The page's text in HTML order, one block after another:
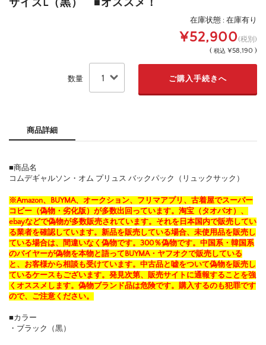
サイズL（黒） ■オススメ！
在庫状態 : 在庫有り
¥52,900(税別)
( 税込 ¥58,190 )
数量
商品詳細
■商品名
コムデギャルソン・オム プリュス バックパック（リュックサック）
※Amazon、BUYMA、オークション、フリマアプリ、古着屋でスーパー
コピー（偽物・劣化版）が多数出回っています。淘宝（タオバオ）、
ebayなどで偽物が多数販売されています。それを日本国内で販売してい
る業者を確認しています。新品を販売している場合、未使用品を販売し
ている場合は、間違いなく偽物です。300％偽物です。中国系・韓国系
のバイヤーが偽物を本物と語ってBUYMA・ヤフオクで販売している
と、お客様から相談も受けています。中古品と嘘をついて偽物を販売し
ているケースもございます。発見次第、販売サイトに通報することを強
くオススメします。偽物ブランド品は危険です。購入するのも犯罪です
ので、ご注意ください。
■カラー
・ブラック（黒）